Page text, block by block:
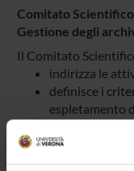
Comitato
Gestione degli
Il Comitato
indirizza le
definisce i
espletamento
valutazione
Corso;